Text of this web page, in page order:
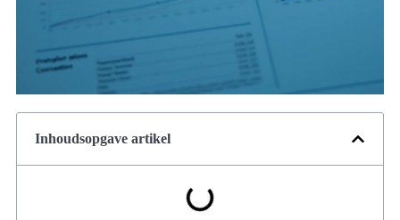
Inhoudsopgave artikel